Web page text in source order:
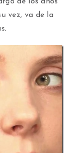
vez, va de la